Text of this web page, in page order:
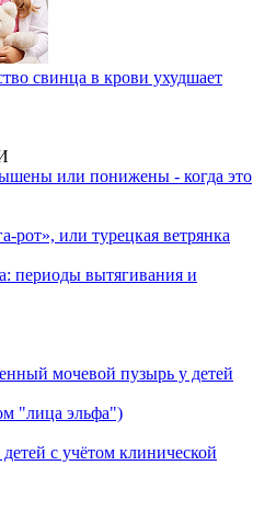
свинца в крови ухудшает
или понижены - когда это
рот», или турецкая ветрянка
периоды вытягивания и
мочевой пузырь у детей
"лица эльфа")
с учётом клинической